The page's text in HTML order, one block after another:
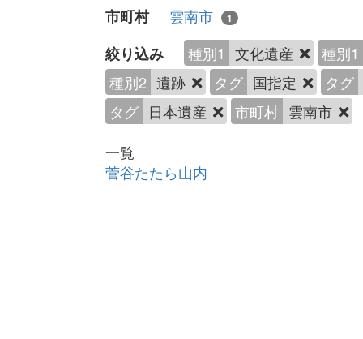
市町村
雲南市 1
絞り込み 種別1 文化遺産
種別1
種別2 遺跡 タグ 国指定
タグ
タグ 日本遺産 市町村 雲南市
一覧
菅谷たたら山内